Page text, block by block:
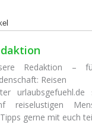
Redaktion –
Reisen
reiselustigen
gerne mit euch